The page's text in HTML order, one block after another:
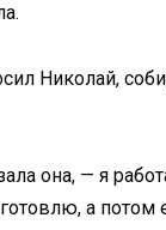
Николай,
она, — я
а потом